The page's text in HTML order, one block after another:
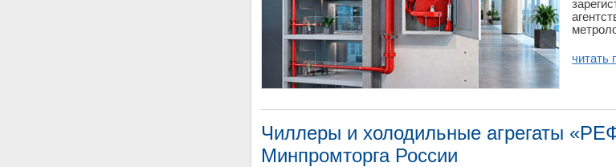
читать
Чиллеры и холодильные агрегаты
Минпромторга России